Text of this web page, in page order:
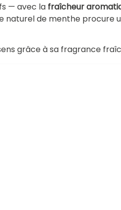
— avec la fraîcheur
naturel de menthe procure
grâce à sa fragrance